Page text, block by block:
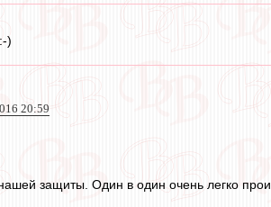
)
20:59
защиты. Один в один очень легко